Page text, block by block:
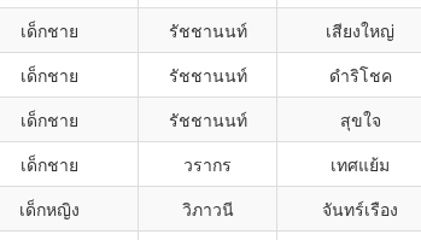
เด็กชาย รัชชานนท์ เสียงใหญ่
เด็กชาย รัชชานนท์ ดำริโชค
เด็กชาย รัชชานนท์ สุขใจ
เด็กชาย วรากร เทศแย้ม
เด็กหญิง วิภาวนี จันทร์เรือง